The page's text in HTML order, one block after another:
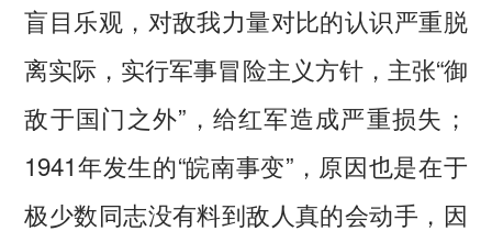
盲目乐观，对敌我力量对比的认识严重脱
离实际，实行军事冒险主义方针，主张“御
敌于国门之外”，给红军造成严重损失；
1941年发生的“皖南事变”，原因也是在于
极少数同志没有料到敌人真的会动手，因